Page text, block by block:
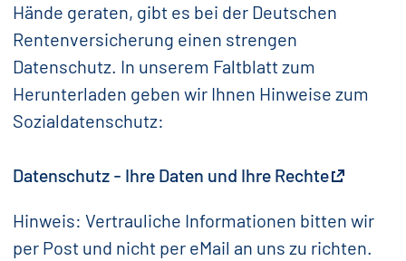
Hände geraten, gibt es bei der Deutschen
Rentenversicherung einen strengen
Datenschutz. In unserem Faltblatt zum
Herunterladen geben wir Ihnen Hinweise zum
Sozialdatenschutz:
Datenschutz - Ihre Daten und Ihre Rechte
Hinweis: Vertrauliche Informationen bitten wir
per Post und nicht per eMail an uns zu richten.